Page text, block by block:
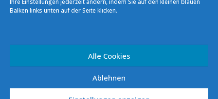
Ihre Einstellungen jederzeit ändern, indem Sie auf den kleinen blauen
Balken links unten auf der Seite klicken.
Alle Cookies
Ablehnen
E-Mail: info [at] sv-podersdorf.at
Vereinskonto: ERSTE BANK
IBAN: AT60 2011 1000 0293 5856
Podo Sailing Club (PSC)